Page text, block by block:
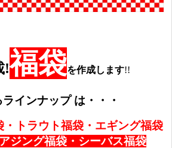
!福袋を作成します!!
インナップ は・・・
・トラウト福袋・エギング福袋
ジング福袋・ シーバス福袋